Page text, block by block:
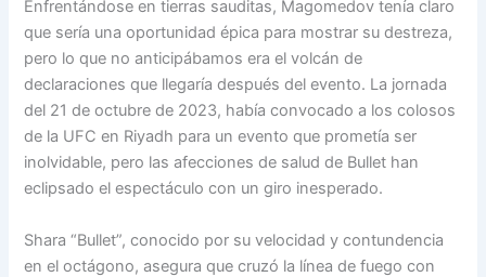
Enfrentándose en tierras sauditas, Magomedov tenía claro
que sería una oportunidad épica para mostrar su destreza,
pero lo que no anticipábamos era el volcán de
declaraciones que llegaría después del evento. La jornada
del 21 de octubre de 2023, había convocado a los colosos
de la UFC en Riyadh para un evento que prometía ser
inolvidable, pero las afecciones de salud de Bullet han
eclipsado el espectáculo con un giro inesperado.
Shara “Bullet”, conocido por su velocidad y contundencia
en el octágono, asegura que cruzó la línea de fuego con